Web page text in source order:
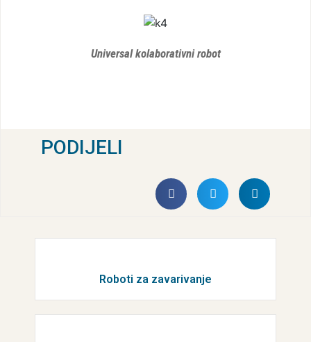
Universal kolaborativni robot
PODIJELI
Roboti za zavarivanje